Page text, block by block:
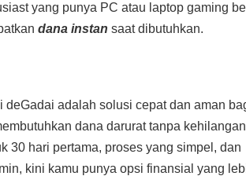
yang punya PC atau laptop gaming
dana instan saat dibutuhkan.
deGadai adalah solusi cepat dan aman
dana darurat tanpa
30 hari pertama, proses yang simpel, dan
kini kamu punya opsi finansial yang